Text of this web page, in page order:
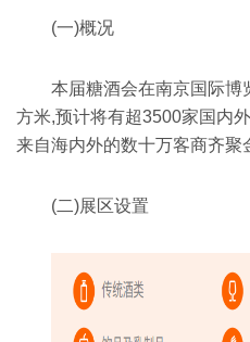
(一)概况
本届糖酒会在南京国际博
方米,预计将有超3500家国内
来自海内外的数十万客商齐聚
(二)展区设置